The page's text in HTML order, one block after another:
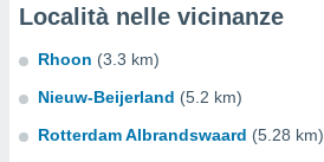
Località nelle vicinanze
Rhoon (3.3 km)
Nieuw-Beijerland (5.2 km)
Rotterdam Albrandswaard (5.28 km)